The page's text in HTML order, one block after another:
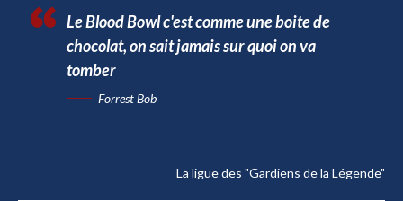
Le Blood Bowl c'est comme une boite de
chocolat, on sait jamais sur quoi on va
tomber
Forrest Bob
La ligue des "Gardiens de la Légende"